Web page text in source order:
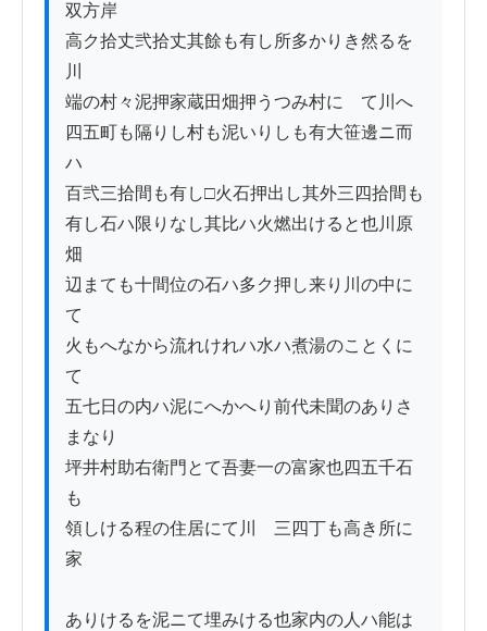
双方岸
高ク拾丈弐拾丈其餘も有し所多かりき然るを
川
端の村々泥押家蔵田畑押うつみ村にゟて川へ
四五町も隔りし村も泥いりしも有大笹邊ニ而
ハ
百弐三拾間も有し□火石押出し其外三四拾間も
有し石ハ限りなし其比ハ火燃出けると也川原
畑
辺まても十間位の石ハ多ク押し来り川の中に
て
火もへなから流れけれハ水ハ煮湯のことくに
て
五七日の内ハ泥にへかへり前代未聞のありさ
まなり
坪井村助右衛門とて吾妻一の富家也四五千石
も
領しける程の住居にて川ゟ三四丁も高き所に
家
ありけるを泥ニて埋みける也家内の人ハ能は